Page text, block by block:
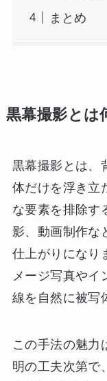
まとめ
黒幕撮影とは
黒幕撮影とは、
体だけを浮き立
な要素を排除す
影、動画制作な
仕上がりになり
メージ写真やイ
線を自然に被写
この手法の魅力
明の工夫次第で